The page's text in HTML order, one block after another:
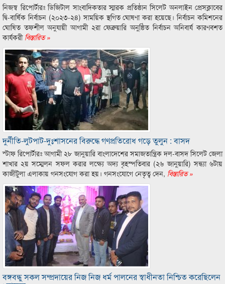
নিজস্ব রিপোর্টারঃ ডিজিটাল সাংবাদিকতার স্মারক প্রতিষ্ঠান সিলেট অনলাইন প্রেসক্লাবের
দ্বি-বার্ষিক নির্বাচন (২০২৩-২৪) সাময়িক স্থগিত ঘোষণা করা হয়েছে। নির্বাচন কমিশনের
ঘোষিত তফশীল অনুযায়ী আগামী ২রা ফেব্রুয়ারি অনুষ্ঠিত নির্বাচন অনিবার্য কারণবশত
কার্যকরীবিস্তারিত »
দুর্নীতি-লুটপাট-দুঃশাসনের বিরুদ্ধে গণপ্রতিরোধ গড়ে তুলুন : বাসদ
স্টাফ রিপোর্টারঃ আগামী ২৮ জানুয়ারি বাংলাদেশের সমাজতান্ত্রিক দল-বাসদ সিলেট জেলা
শাখার ২য় সম্মেলন সফল করার লক্ষ্যে অদ্য বৃহস্পতিবার (২৬ জানুয়ারি) সন্ধ্যা ৬টায়
কাজীটুলা এলাকায় গনসংযোগ করা হয়। গনসংযোগে নেতৃত্ব দেন, বিস্তারিত »
বঙ্গবন্ধু সকল সম্প্রদায়ের নিজ নিজ ধর্ম পালনের স্বাধীনতা নিশ্চিত করেছিলেন